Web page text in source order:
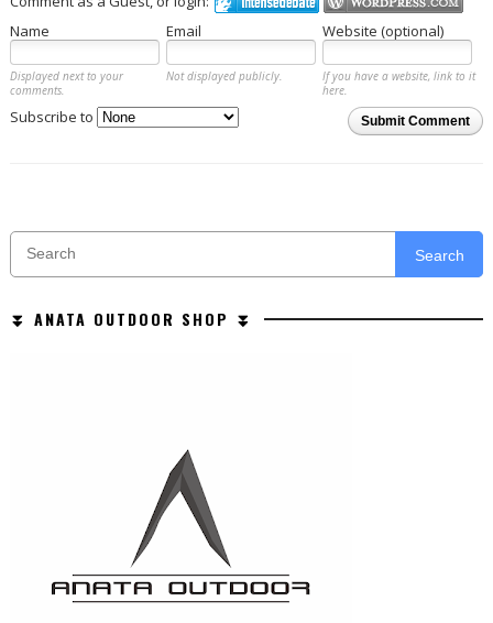
Name
Email Website (optional)
Displayed next to your
comments.
Not displayed publicly.
If you have a website, link to it
here.
Submit Comment
Subscribe to
Search
⏬ ANATA OUTDOOR SHOP ⏬